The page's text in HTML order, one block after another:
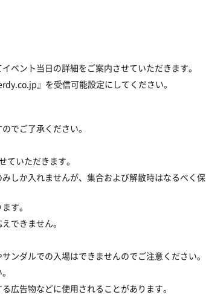
ベント当日の詳細をご案内させていただきます。
』を受信可能設定にしてください。
でご了承ください。
ていただきます。
しか入れませんが、集合および解散時はなるべく保
す。
できません。
ンダルでの入場はできませんのでご注意ください。
広告物などに使用されることがあります。